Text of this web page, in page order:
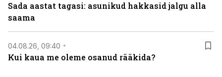
Sada aastat tagasi: asunikud hakkasid jalgu alla
saama
04.08.26, 09:40
Kui kaua me oleme osanud rääkida?